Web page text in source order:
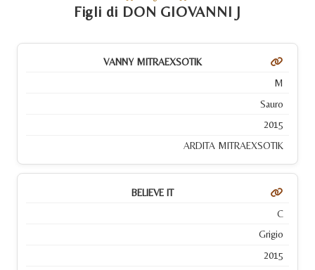
Figli di DON GIOVANNI J
VANNY MITRAEXSOTIK
M
Sauro
2015
ARDITA MITRAEXSOTIK
BELIEVE IT
C
Grigio
2015